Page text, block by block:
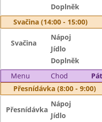
Doplněk
Svačina (14:00 - 15:00)
Svačina
Nápoj
Jídlo
Doplněk
Menu
Chod
Přesnídávka (8:00 - 9:00)
Přesnídávka
Nápoj
Jídlo